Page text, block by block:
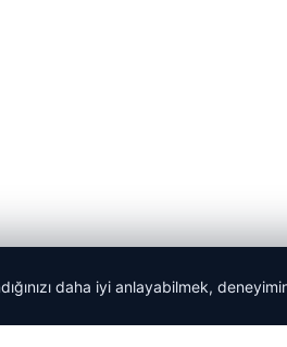
Haberler
daha iyi anlayabilmek,